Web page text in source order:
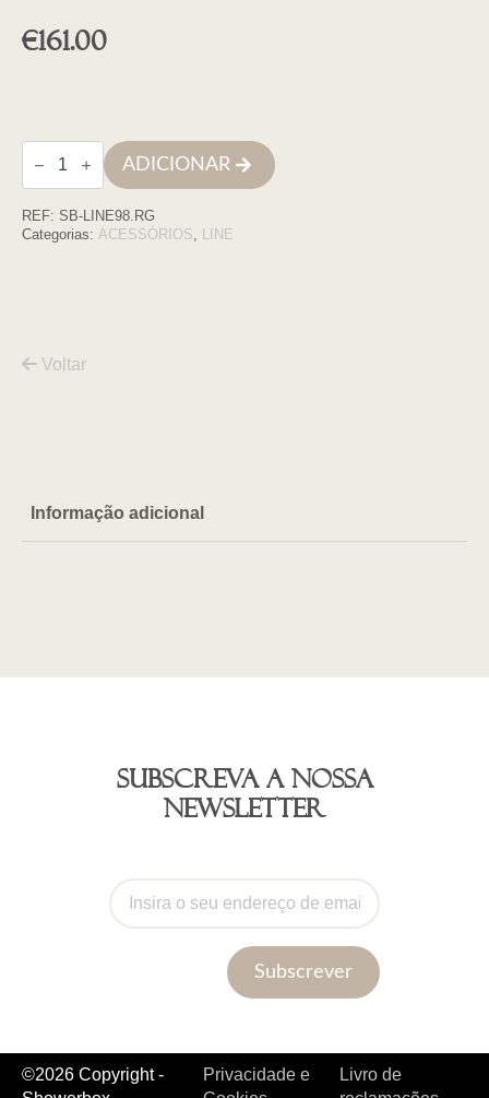
€161.00
Quantidade
de
Doseador
rose
gold
ADICIONAR
REF: SB-LINE98.RG
Categorias: ACESSÓRIOS, LINE
Voltar
Informação adicional
Subscreva a nossa
newsletter
Subscrever
©2026 Copyright -
Privacidade e
Livro de